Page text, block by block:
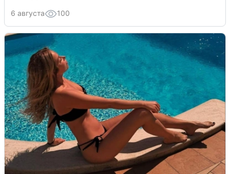
6 августа 100